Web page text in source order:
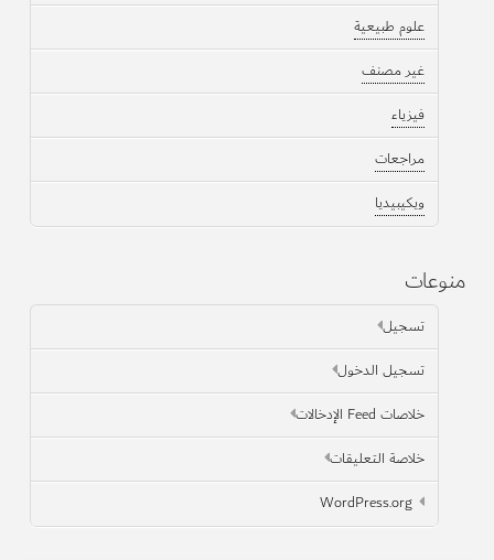
علوم طبيعية
غير مصنف
فيزياء
مراجعات
ويكيبيديا
منوعات
تسجيل
تسجيل الدخول
خلاصات Feed الإدخالات
خلاصة التعليقات
WordPress.org